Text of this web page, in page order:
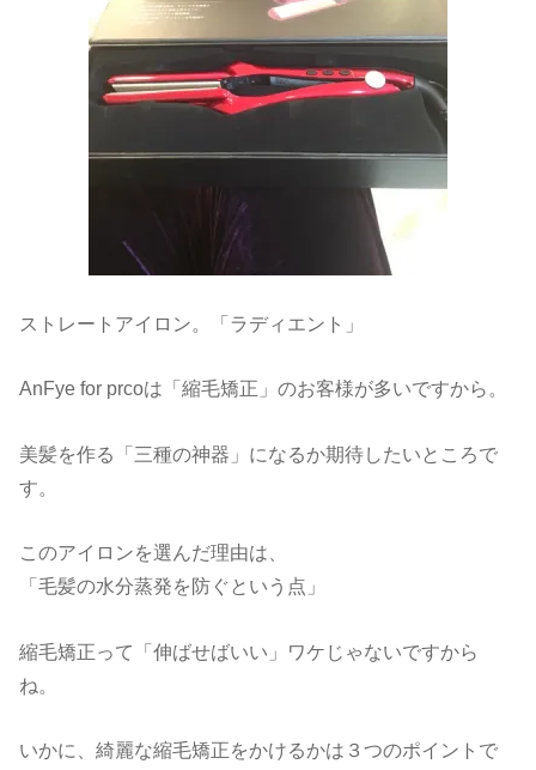
ストレートアイロン。「ラディエント」
AnFye for prcoは「縮毛矯正」のお客様が多いですから。
美髪を作る「三種の神器」になるか期待したいところで
す。
このアイロンを選んだ理由は、
「毛髪の水分蒸発を防ぐという点」
縮毛矯正って「伸ばせばいい」ワケじゃないですから
ね。
いかに、綺麗な縮毛矯正をかけるかは３つのポイントで